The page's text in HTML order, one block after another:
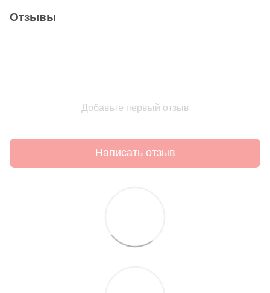
Отзывы
Добавьте первый отзыв
Написать отзыв